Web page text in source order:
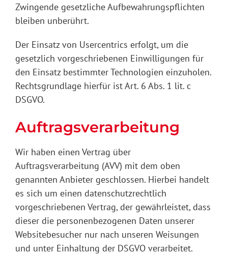
Zwingende gesetzliche Aufbewahrungspflichten
bleiben unberührt.
Der Einsatz von Usercentrics erfolgt, um die
gesetzlich vorgeschriebenen Einwilligungen für
den Einsatz bestimmter Technologien einzuholen.
Rechtsgrundlage hierfür ist Art. 6 Abs. 1 lit. c
DSGVO.
Auftragsverarbeitung
Wir haben einen Vertrag über
Auftragsverarbeitung (AVV) mit dem oben
genannten Anbieter geschlossen. Hierbei handelt
es sich um einen datenschutzrechtlich
vorgeschriebenen Vertrag, der gewährleistet, dass
dieser die personenbezogenen Daten unserer
Websitebesucher nur nach unseren Weisungen
und unter Einhaltung der DSGVO verarbeitet.